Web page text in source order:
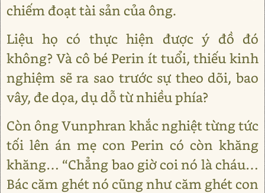
chiếm đoạt tài sản của ông.
Liệu họ có thực hiện được ý đồ đó
không? Và cô bé Perin ít tuổi, thiếu kinh
nghiệm sẽ ra sao trước sự theo dõi, bao
vây, đe dọa, dụ dỗ từ nhiều phía?
Còn ông Vunphran khắc nghiệt từng tức
tối lên án mẹ con Perin có còn khăng
khăng… “Chẳng bao giờ coi nó là cháu…
Bác căm ghét nó cũng như căm ghét con